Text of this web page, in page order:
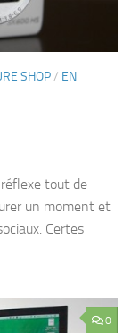
SHOP/ EN
réflexe tout de
un moment et
Certes
0